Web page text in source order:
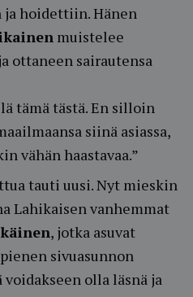
hoidettiin. Hänen
muistelee
ottaneen sairautensa
tämä tästä. En silloin
siinä asiassa,
vähän haastavaa.”
tauti uusi. Nyt mieskin
Lahikaisen vanhemmat
, jotka asuvat
sivuasunnon
olla läsnä ja